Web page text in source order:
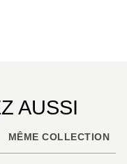
AUSSI
MÊME COLLECTION